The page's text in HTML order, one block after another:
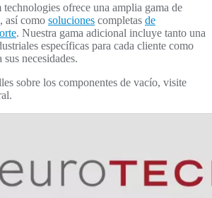
ofrece una amplia gama de
así como soluciones completas de
. Nuestra gama adicional incluye tanto una
específicas para cada cliente como
sus necesidades.
sobre los componentes de vacío, visite